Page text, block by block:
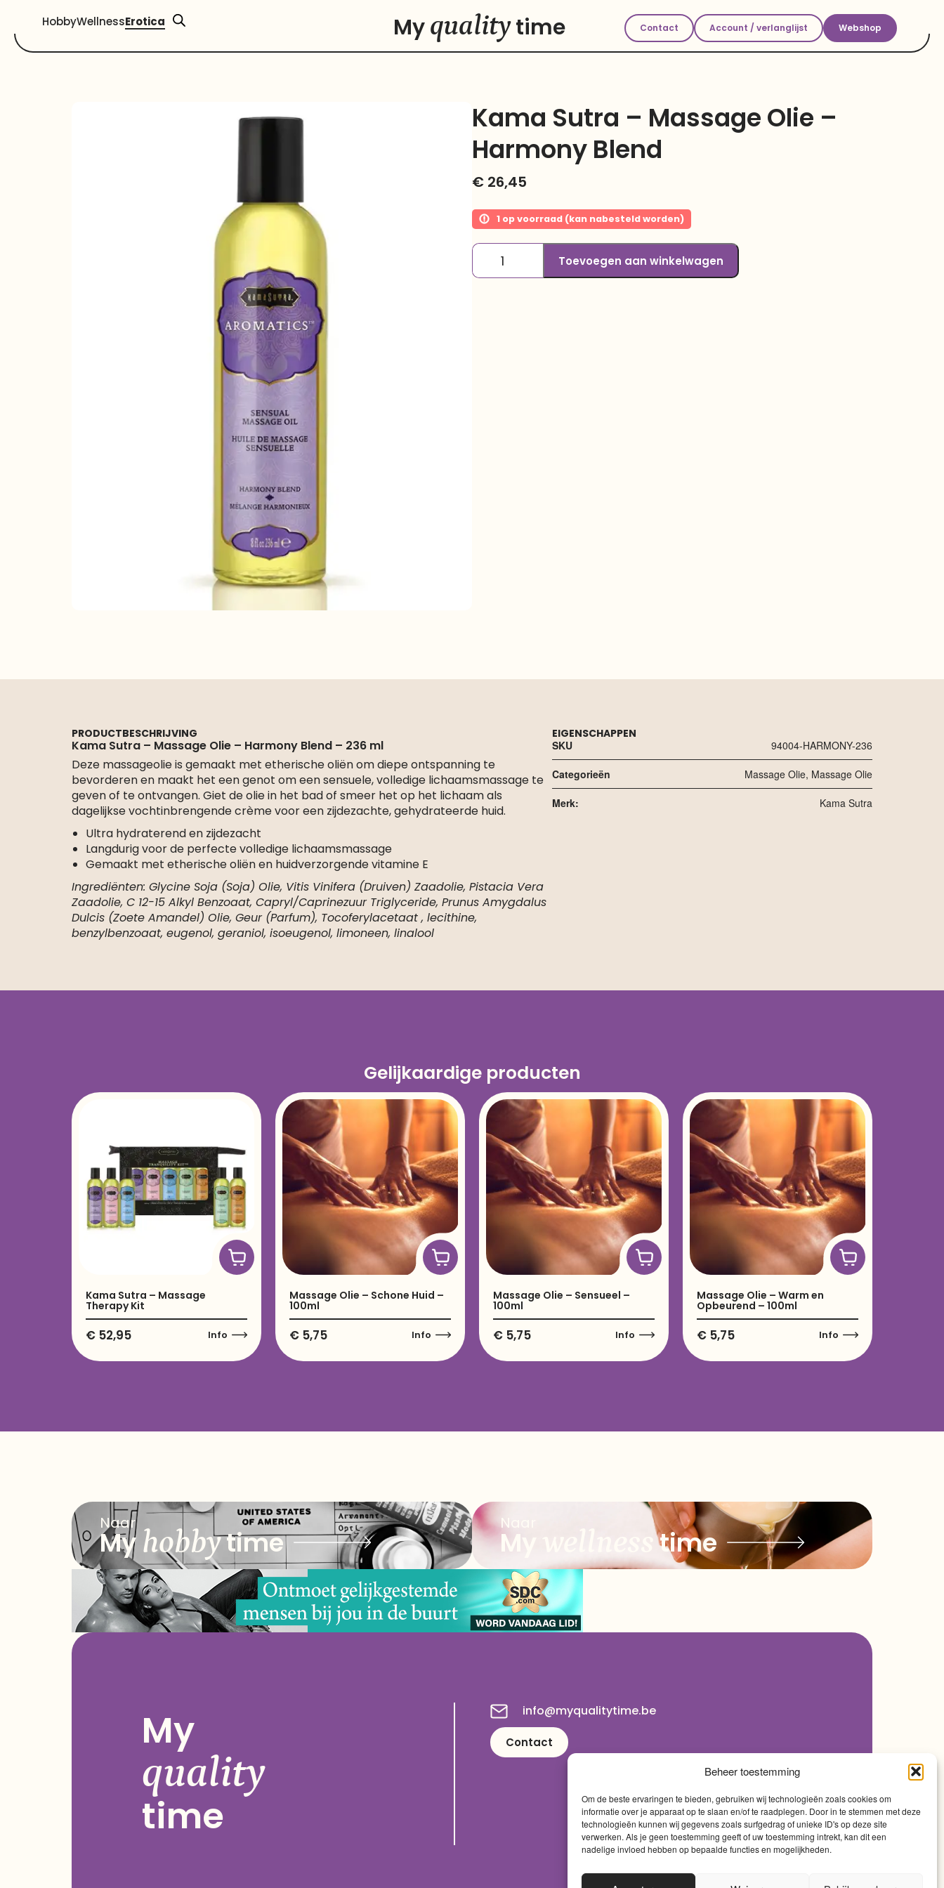
Beheer toestemming
Om de beste ervaringen te bieden, gebruiken wij technologieën zoals cookies om
informatie over je apparaat op te slaan en/of te raadplegen. Door in te stemmen met deze
technologieën kunnen wij gegevens zoals surfgedrag of unieke ID's op deze site
verwerken. Als je geen toestemming geeft of uw toestemming intrekt, kan dit een
nadelige invloed hebben op bepaalde functies en mogelijkheden.
HobbyWellnessErotica My quality time Contact Account / verlanglijst Webshop
Kama Sutra – Massage Olie –
Harmony Blend
€ 26,45
1 op voorraad (kan nabesteld worden)
Toevoegen aan winkelwagen
PRODUCTBESCHRIJVING
Kama Sutra – Massage Olie – Harmony Blend – 236 ml
Deze massageolie is gemaakt met etherische oliën om diepe ontspanning te
bevorderen en maakt het een genot om een sensuele, volledige lichaamsmassage te
geven of te ontvangen. Giet de olie in het bad of smeer het op het lichaam als
dagelijkse vochtinbrengende crème voor een zijdezachte, gehydrateerde huid.
Ultra hydraterend en zijdezacht
Langdurig voor de perfecte volledige lichaamsmassage
Gemaakt met etherische oliën en huidverzorgende vitamine E
Ingrediënten: Glycine Soja (Soja) Olie, Vitis Vinifera (Druiven) Zaadolie, Pistacia Vera
Zaadolie, C 12-15 Alkyl Benzoaat, Capryl/Caprinezuur Triglyceride, Prunus Amygdalus
Dulcis (Zoete Amandel) Olie, Geur (Parfum), Tocoferylacetaat , lecithine,
benzylbenzoaat, eugenol, geraniol, isoeugenol, limoneen, linalool
EIGENSCHAPPEN
SKU
94004-HARMONY-236
Categorieën Massage Olie, Massage Olie
Merk: Kama Sutra
Gelijkaardige producten
Kama Sutra – Massage
Therapy Kit
€ 52,95 Info
Massage Olie – Schone Huid –
100ml
€ 5,75 Info
Massage Olie – Sensueel –
100ml
€ 5,75 Info
Massage Olie – Warm en
Opbeurend – 100ml
€ 5,75 Info
Naar
My hobbytime
Naar
My time
My
quality
time
info@myqualitytime.be
Contact